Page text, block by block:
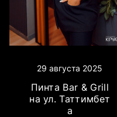
29 августа 2025
Пинта Bar & Grill
на ул. Таттимбет
а